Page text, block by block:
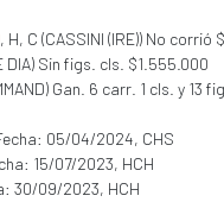
, H, C (CASSINI (IRE)) No corrió
DIA) Sin figs. cls. $1.555.000
Gan. 6 carr. 1 cls. y 13
05/04/2024, CHS
15/07/2023, HCH
30/09/2023, HCH